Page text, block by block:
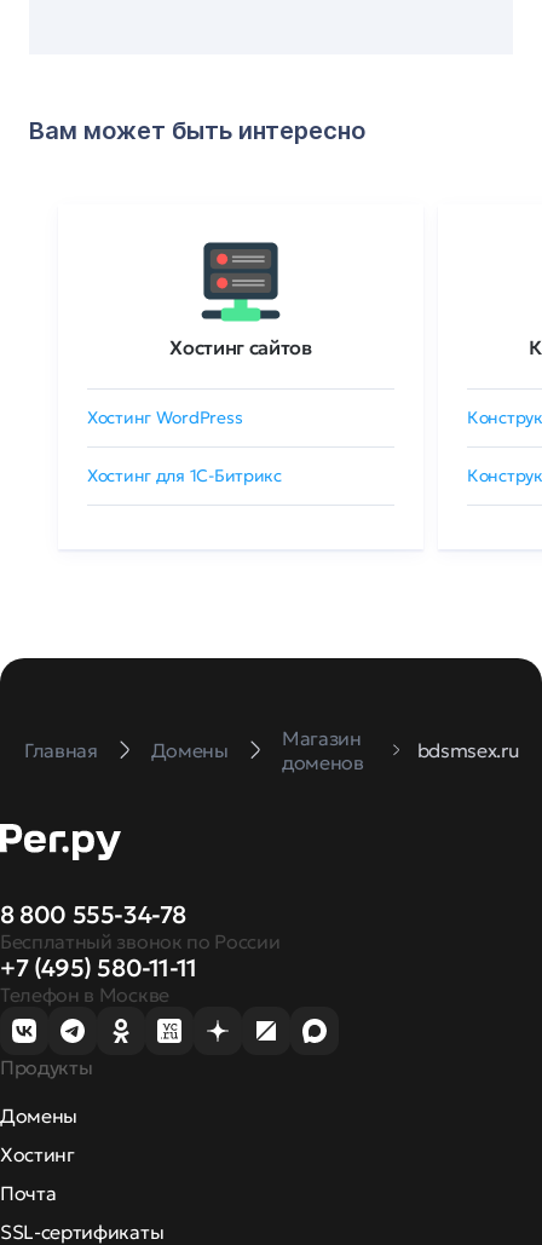
Вам может быть интересно
Хостинг сайтов
Хостинг WordPress
Хостинг для 1C-Битрикс
Главная Домены
Магазин
доменов
bdsmsex.ru
8 800 555-34-78
Бесплатный звонок по России
+7 (495) 580-11-11
Телефон в Москве
Продукты
Домены
Хостинг
Почта
SSL-сертификаты